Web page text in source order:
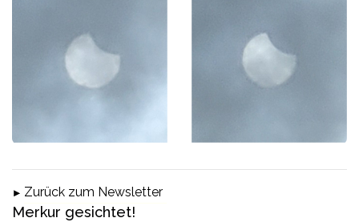
Zurück zum Newsletter
Merkur gesichtet!